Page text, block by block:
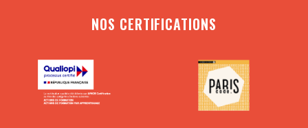
NOS CERTIFICATIONS